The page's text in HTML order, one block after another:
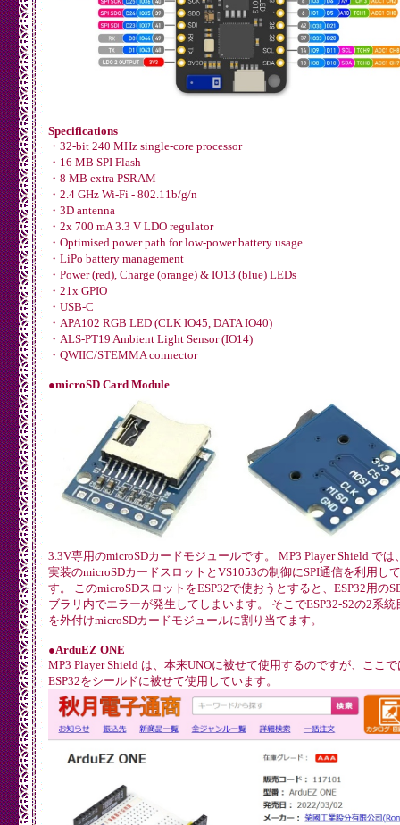
Specifications
・32-bit 240 MHz single-core processor
・16 MB SPI Flash
・8 MB extra PSRAM
・2.4 GHz Wi-Fi - 802.11b/g/n
・3D antenna
・2x 700 mA 3.3 V LDO regulator
・Optimised power path for low-power battery usage
・LiPo battery management
・Power (red), Charge (orange) & IO13 (blue) LEDs
・21x GPIO
・USB-C
・APA102 RGB LED (CLK IO45, DATA IO40)
・ALS-PT19 Ambient Light Sensor (IO14)
・QWIIC/STEMMA connector
●microSD Card Module
3.3V専用のmicroSDカードモジュールです。 MP3 Player Shield では
実装のmicroSDカードスロットとVS1053の制御にSPI通信を利用し
す。 このmicroSDスロットをESP32で使おうとすると、ESP32用の
ブラリ内でエラーが発生してしまいます。 そこでESP32-S2の2系統
を外付けmicroSDカードモジュールに割り当てます。
●ArduEZ ONE
MP3 Player Shield は、本来UNOに被せて使用するのですが、ここで
ESP32をシールドに被せて使用しています。